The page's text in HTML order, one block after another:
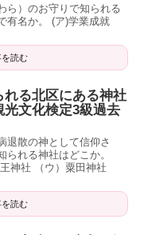
ら）のお守りで知られる
有名か。 (ア)学業成就
読む
る北区にある神社
文化検定3級過去
退散の神として信仰さ
れる神社はどこか。
神社 （ウ）粟田神社
読む